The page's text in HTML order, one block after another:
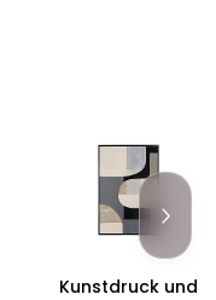
Kunstdruck und